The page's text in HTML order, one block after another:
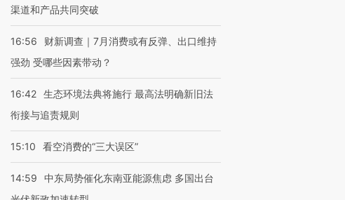
渠道和产品共同突破
16:56
财新调查｜7月消费或有反弹、出口维持
强劲 受哪些因素带动？
16:42 生态环境法典将施行 最高法明确新旧法
衔接与追责规则
15:10 看空消费的“三大误区”
14:59
中东局势催化东南亚能源焦虑 多国出台